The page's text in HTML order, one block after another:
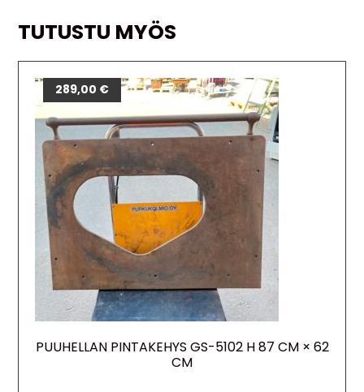
TUTUSTU MYÖS
PUUHELLAN PINTAKEHYS GS-5102 H 87 CM × 62
CM
289,00 €